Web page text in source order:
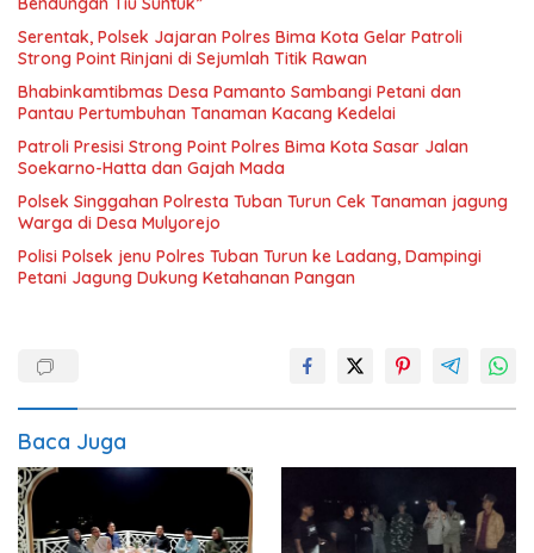
Serentak, Polsek Jajaran Polres Bima Kota Gelar Patroli
Strong Point Rinjani di Sejumlah Titik Rawan
Bhabinkamtibmas Desa Pamanto Sambangi Petani dan
Pantau Pertumbuhan Tanaman Kacang Kedelai
Patroli Presisi Strong Point Polres Bima Kota Sasar Jalan
Soekarno-Hatta dan Gajah Mada
Polsek Singgahan Polresta Tuban Turun Cek Tanaman jagung
Warga di Desa Mulyorejo
Polisi Polsek jenu Polres Tuban Turun ke Ladang, Dampingi
Petani Jagung Dukung Ketahanan Pangan
Baca Juga